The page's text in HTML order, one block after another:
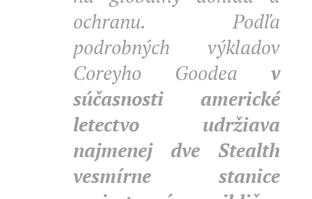
ochranu. Podľa
podrobných výkladov
Coreyho Goodea v
súčasnosti americké
letectvo udržiava
najmenej dve Stealth
vesmírne stanice